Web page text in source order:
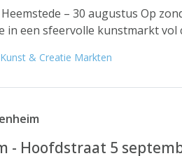
– 30 augustus Op
in een sfeervolle kunstmarkt vol
Kunst & Creatie Markten
- Hoofdstraat 5